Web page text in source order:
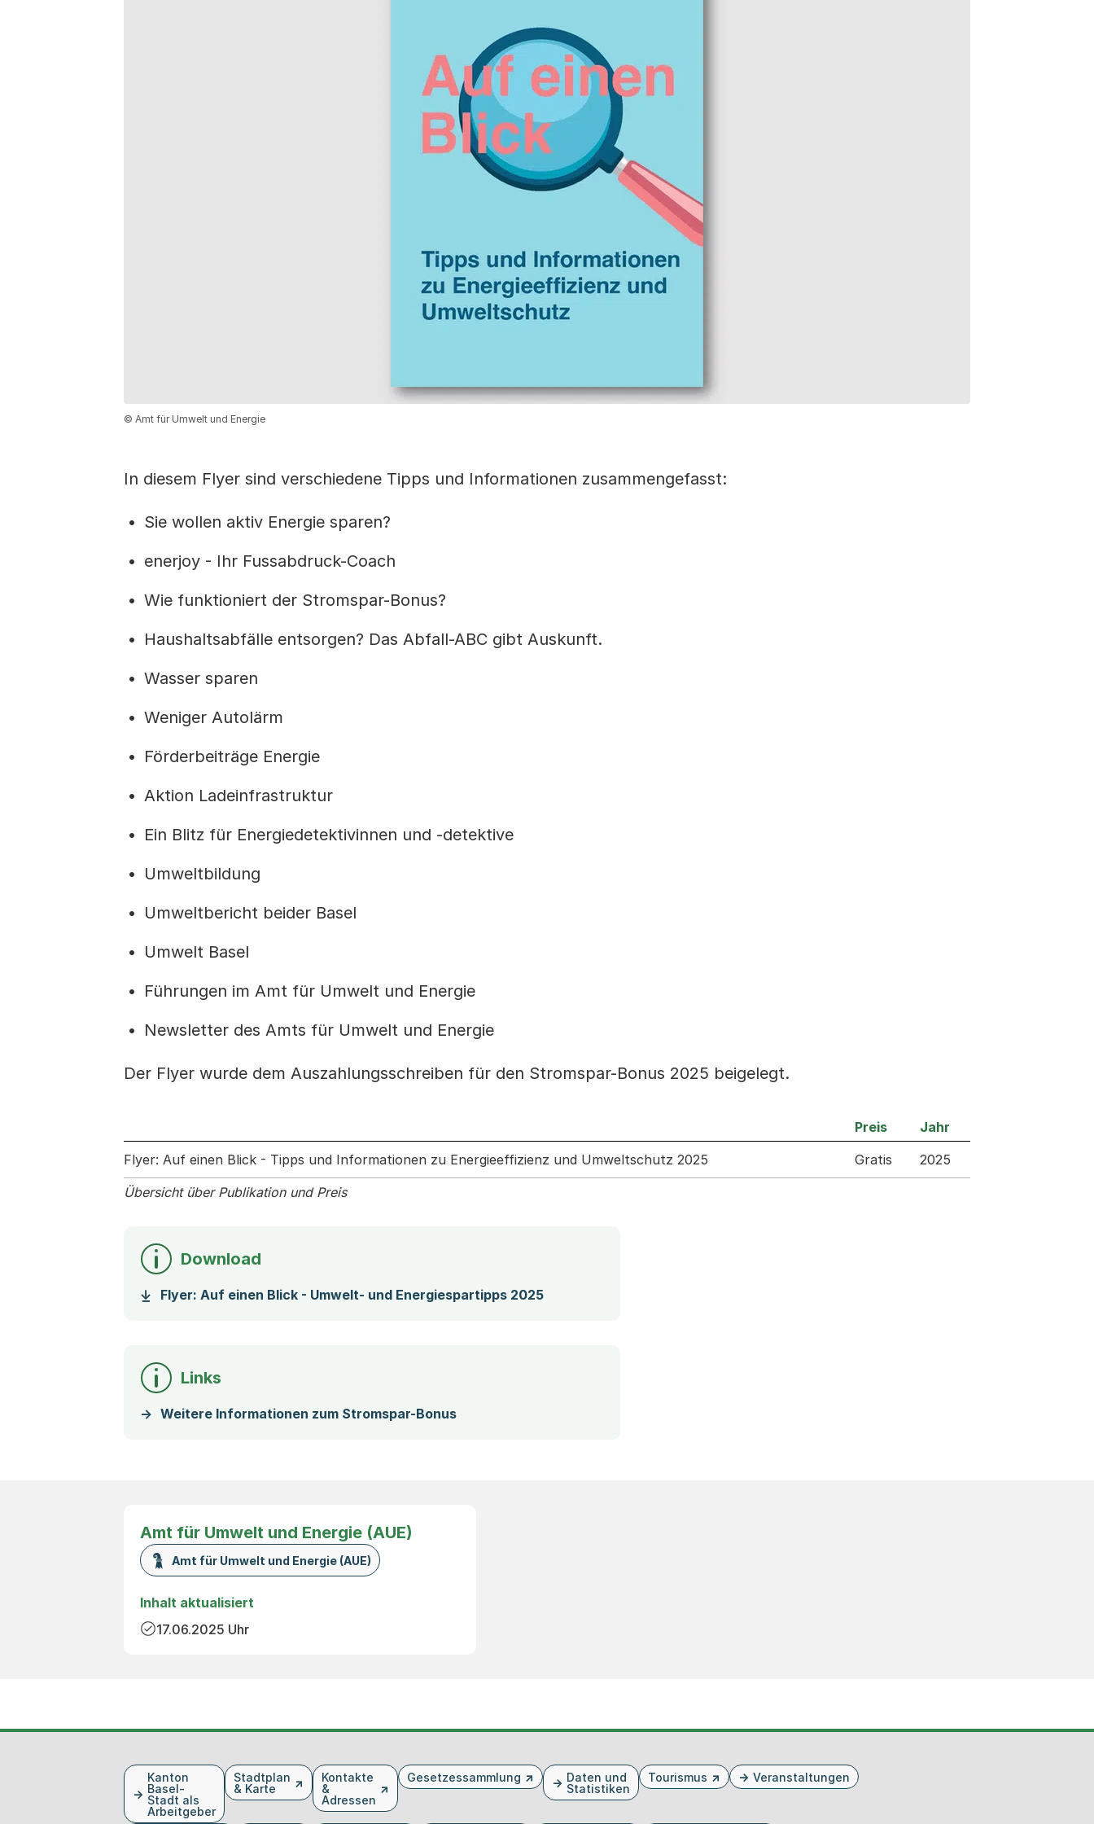
© Amt für Umwelt und Energie
In diesem Flyer sind verschiedene Tipps und Informationen zusammengefasst:
Sie wollen aktiv Energie sparen?
enerjoy - Ihr Fussabdruck-Coach
Wie funktioniert der Stromspar-Bonus?
Haushaltsabfälle entsorgen? Das Abfall-ABC gibt Auskunft.
Wasser sparen
Weniger Autolärm
Förderbeiträge Energie
Aktion Ladeinfrastruktur
Ein Blitz für Energiedetektivinnen und -detektive
Umweltbildung
Umweltbericht beider Basel
Umwelt Basel
Führungen im Amt für Umwelt und Energie
Newsletter des Amts für Umwelt und Energie
Der Flyer wurde dem Auszahlungsschreiben für den Stromspar-Bonus 2025 beigelegt.
Preis
Jahr
Flyer: Auf einen Blick - Tipps und Informationen zu Energieeffizienz und Umweltschutz 2025
Gratis
2025
Übersicht über Publikation und Preis
Download
Flyer: Auf einen Blick - Umwelt- und Energiespartipps 2025(Startet einen Download)
Links
Weitere Informationen zum Stromspar-Bonus
Amt für Umwelt und Energie (AUE)
Amt für Umwelt und Energie (AUE)
Inhalt aktualisiert
17.06.2025 Uhr
Kanton
Basel-
Stadt als
Arbeitgeber
Stadtplan
& Karte
Kontakte
&
Adressen
Gesetzessammlung
Daten und
Statistiken
Tourismus Veranstaltungen